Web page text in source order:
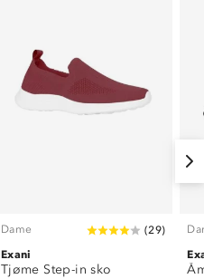
Dame (29)
Exani
Tjøme Step-in sko